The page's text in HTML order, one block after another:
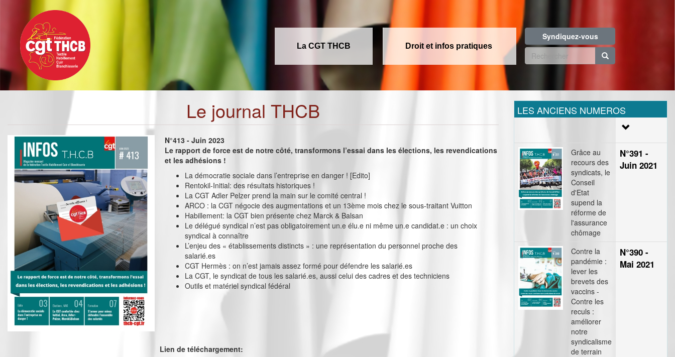
contenu
principal
La CGT THCB Droit et infos pratiques
Syndiquez-vous
Formulaire
recherche
Le journal THCB
N°413 - Juin 2023
Le rapport de force est de notre côté, transformons l’essai dans les élections, les revendications
et les adhésions !
La démocratie sociale dans l’entreprise en danger ! [Edito]
Rentokil-Initial: des résultats historiques !
La CGT Adler Pelzer prend la main sur le comité central !
ARCO : la CGT négocie des augmentations et un 13ème mois chez le sous-traitant Vuitton
Habillement: la CGT bien présente chez Marck & Balsan
Le délégué syndical n’est pas obligatoirement un.e élu.e ni même un.e candidat.e : un choix
syndical à connaître
L’enjeu des « établissements distincts » : une représentation du personnel proche des
salarié.es
CGT Hermès : on n’est jamais assez formé pour défendre les salarié.es
La CGT, le syndicat de tous les salarié.es, aussi celui des cadres et des techniciens
Outils et matériel syndical fédéral
Lien de téléchargement:
LES ANCIENS NUMEROS
Grâce au
recours des
syndicats, le
Conseil
d'Etat
supend la
réforme de
l'assurance
chômage
N°391 -
Juin 2021
Contre la
pandémie :
lever les
brevets des
vaccins -
Contre les
reculs :
améliorer
notre
syndicalisme
de terrain
N°390 -
Mai 2021